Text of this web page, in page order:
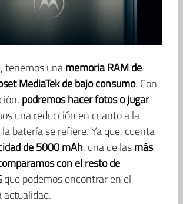
tenemos unamemoria RAM de
MediaTek de bajo consumo. Con
podremos hacer fotos o jugar
una reducción en cuanto a la
batería se refiere. Ya que, cuenta
de 5000 mAh, una de lasmás
con el resto de
que podemos encontrar en el
actualidad.